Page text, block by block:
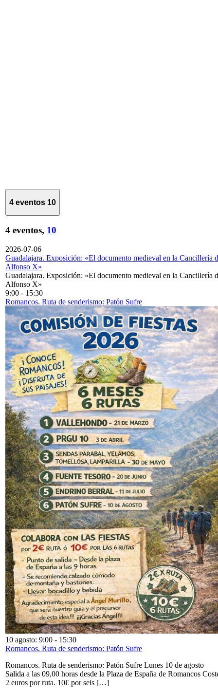
4 eventos 10
4 eventos, 10
2026-07-06
Guadalajara. Exposición: «El documento medieval en la Cancillería
Alfonso X»
Guadalajara. Exposición: «El documento medieval en la Cancillería
Alfonso X»
9:00 - 15:30
Romancos. Ruta de senderismo: Patón Sufre
10 agosto: 9:00 - 15:30
Romancos. Ruta de senderismo: Patón Sufre
Romancos. Ruta de senderismo: Patón Sufre Lunes 10 de agosto
Salida a las 09,00 horas desde la Plaza de España de Romancos
2 euros por ruta. 10€ por seis […]